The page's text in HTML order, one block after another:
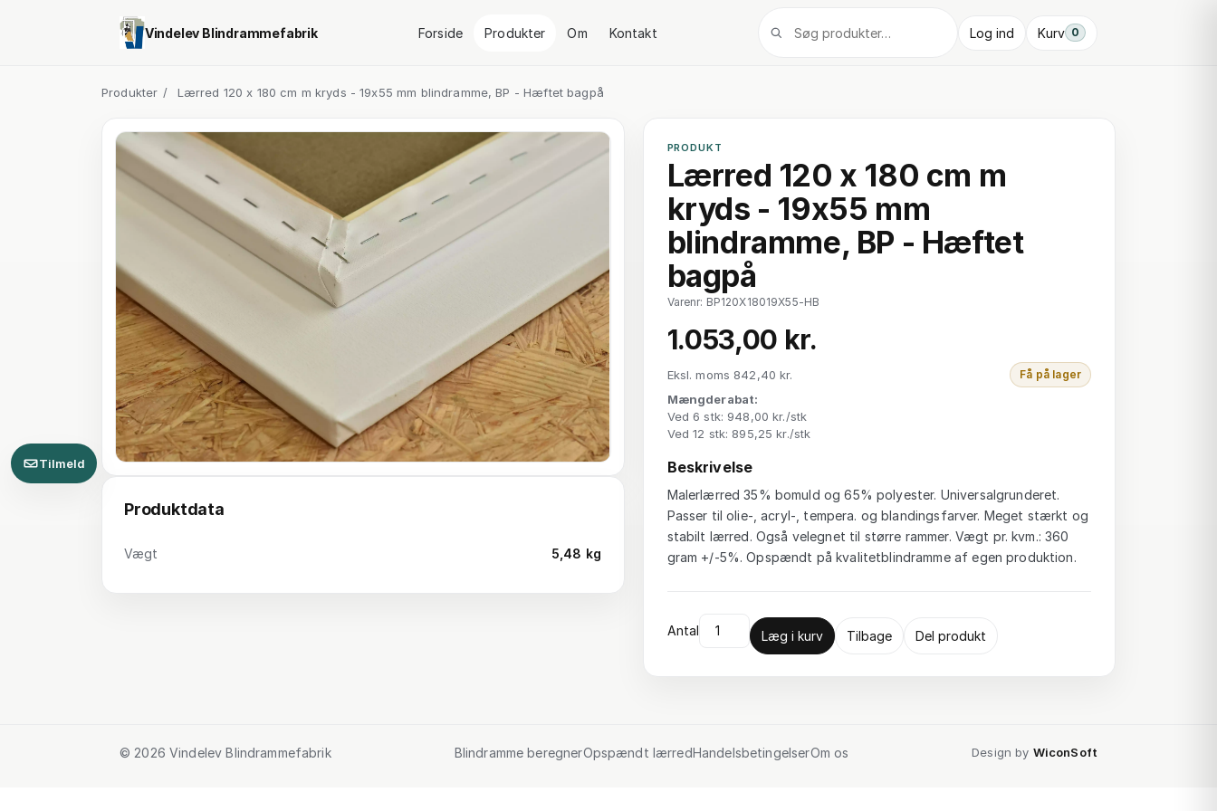
Vindelev Blindrammefabrik Forside Produkter Om Kontakt Log ind Kurv 0
Produkter / Lærred 120 x 180 cm m kryds - 19x55 mm blindramme, BP - Hæftet bagpå
Produktdata
Vægt 5,48 kg
PRODUKT
Lærred 120 x 180 cm m
kryds - 19x55 mm
blindramme, BP - Hæftet
bagpå
Varenr: BP120X18019X55-HB
1.053,00 kr.
Eksl. moms 842,40 kr. Få på lager
Mængderabat:
Ved 6 stk: 948,00 kr./stk
Ved 12 stk: 895,25 kr./stk
Beskrivelse
Malerlærred 35% bomuld og 65% polyester. Universalgrunderet.
Passer til olie-, acryl-, tempera. og blandingsfarver. Meget stærkt og
stabilt lærred. Også velegnet til større rammer. Vægt pr. kvm.: 360
gram +/-5%. Opspændt på kvalitetblindramme af egen produktion.
Antal Læg i kurv Tilbage Del produkt
Tilmeld
© 2026 Vindelev Blindrammefabrik Blindramme beregnerOpspændt lærredHandelsbetingelserOm os Design by WiconSoft